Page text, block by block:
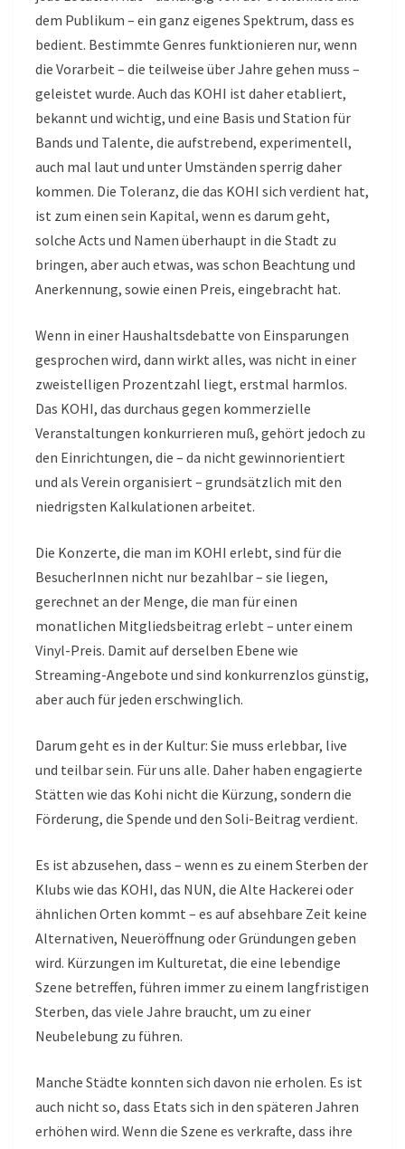
dem Publikum – ein ganz eigenes Spektrum, dass es
bedient. Bestimmte Genres funktionieren nur, wenn
die Vorarbeit – die teilweise über Jahre gehen muss –
geleistet wurde. Auch das KOHI ist daher etabliert,
bekannt und wichtig, und eine Basis und Station für
Bands und Talente, die aufstrebend, experimentell,
auch mal laut und unter Umständen sperrig daher
kommen. Die Toleranz, die das KOHI sich verdient hat,
ist zum einen sein Kapital, wenn es darum geht,
solche Acts und Namen überhaupt in die Stadt zu
bringen, aber auch etwas, was schon Beachtung und
Anerkennung, sowie einen Preis, eingebracht hat.
Wenn in einer Haushaltsdebatte von Einsparungen
gesprochen wird, dann wirkt alles, was nicht in einer
zweistelligen Prozentzahl liegt, erstmal harmlos.
Das KOHI, das durchaus gegen kommerzielle
Veranstaltungen konkurrieren muß, gehört jedoch zu
den Einrichtungen, die – da nicht gewinnorientiert
und als Verein organisiert – grundsätzlich mit den
niedrigsten Kalkulationen arbeitet.
Die Konzerte, die man im KOHI erlebt, sind für die
BesucherInnen nicht nur bezahlbar – sie liegen,
gerechnet an der Menge, die man für einen
monatlichen Mitgliedsbeitrag erlebt – unter einem
Vinyl-Preis. Damit auf derselben Ebene wie
Streaming-Angebote und sind konkurrenzlos günstig,
aber auch für jeden erschwinglich.
Darum geht es in der Kultur: Sie muss erlebbar, live
und teilbar sein. Für uns alle. Daher haben engagierte
Stätten wie das Kohi nicht die Kürzung, sondern die
Förderung, die Spende und den Soli-Beitrag verdient.
Es ist abzusehen, dass – wenn es zu einem Sterben der
Klubs wie das KOHI, das NUN, die Alte Hackerei oder
ähnlichen Orten kommt – es auf absehbare Zeit keine
Alternativen, Neueröffnung oder Gründungen geben
wird. Kürzungen im Kulturetat, die eine lebendige
Szene betreffen, führen immer zu einem langfristigen
Sterben, das viele Jahre braucht, um zu einer
Neubelebung zu führen.
Manche Städte konnten sich davon nie erholen. Es ist
auch nicht so, dass Etats sich in den späteren Jahren
erhöhen wird. Wenn die Szene es verkrafte, dass ihre